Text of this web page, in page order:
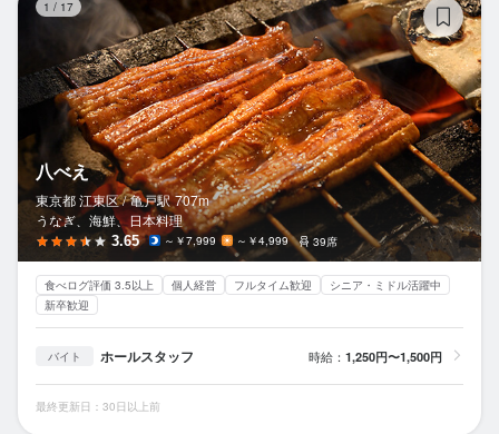
1 / 17
八べえ
東京都 江東区 / 亀戸駅 707m
うなぎ、海鮮、日本料理
3.65 ～￥7,999 ～￥4,999 39席
食べログ評価 3.5以上 個人経営 フルタイム歓迎
シニア・ミドル活躍中
新卒歓迎
バイト ホールスタッフ 時給： 1,250円〜1,500円
最終更新日：30日以上前